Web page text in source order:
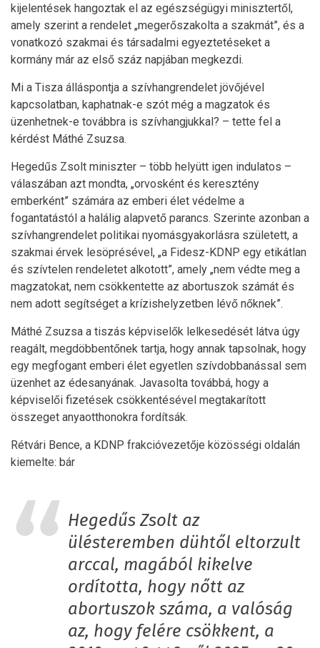
kijelentések hangoztak el az egészségügyi minisztertől,
amely szerint a rendelet „megerőszakolta a szakmát”, és a
vonatkozó szakmai és társadalmi egyeztetéseket a
kormány már az első száz napjában megkezdi.
Mi a Tisza álláspontja a szívhangrendelet jövőjével
kapcsolatban, kaphatnak-e szót még a magzatok és
üzenhetnek-e továbbra is szívhangjukkal? – tette fel a
kérdést Máthé Zsuzsa.
Hegedűs Zsolt miniszter – több helyütt igen indulatos –
válaszában azt mondta, „orvosként és keresztény
emberként” számára az emberi élet védelme a
fogantatástól a halálig alapvető parancs. Szerinte azonban a
szívhangrendelet politikai nyomásgyakorlásra született, a
szakmai érvek lesöprésével, „a Fidesz-KDNP egy etikátlan
és szívtelen rendeletet alkotott”, amely „nem védte meg a
magzatokat, nem csökkentette az abortuszok számát és
nem adott segítséget a krízishelyzetben lévő nőknek”.
Máthé Zsuzsa a tiszás képviselők lelkesedését látva úgy
reagált, megdöbbentőnek tartja, hogy annak tapsolnak, hogy
egy megfogant emberi élet egyetlen szívdobbanással sem
üzenhet az édesanyának. Javasolta továbbá, hogy a
képviselői fizetések csökkentésével megtakarított
összeget anyaotthonokra fordítsák.
Rétvári Bence, a KDNP frakcióvezetője közösségi oldalán
kiemelte: bár
Hegedűs Zsolt az
ülésteremben dühtől eltorzult
arccal, magából kikelve
ordította, hogy nőtt az
abortuszok száma, a valóság
az, hogy felére csökkent, a